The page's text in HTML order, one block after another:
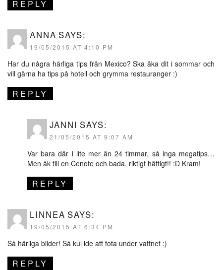
REPLY
ANNA SAYS:
19/05/2015 AT 4:10 PM
Har du några härliga tips från Mexico? Ska åka dit i sommar och
vill gärna ha tips på hotell och grymma restauranger :)
REPLY
JANNI SAYS:
21/05/2015 AT 9:07 AM
Var bara där i lite mer än 24 timmar, så inga megatips…
Men åk till en Cenote och bada, riktigt häftigt!! :D Kram!
REPLY
LINNEA SAYS:
19/05/2015 AT 6:34 PM
Så härliga bilder! Så kul ide att fota under vattnet :)
REPLY